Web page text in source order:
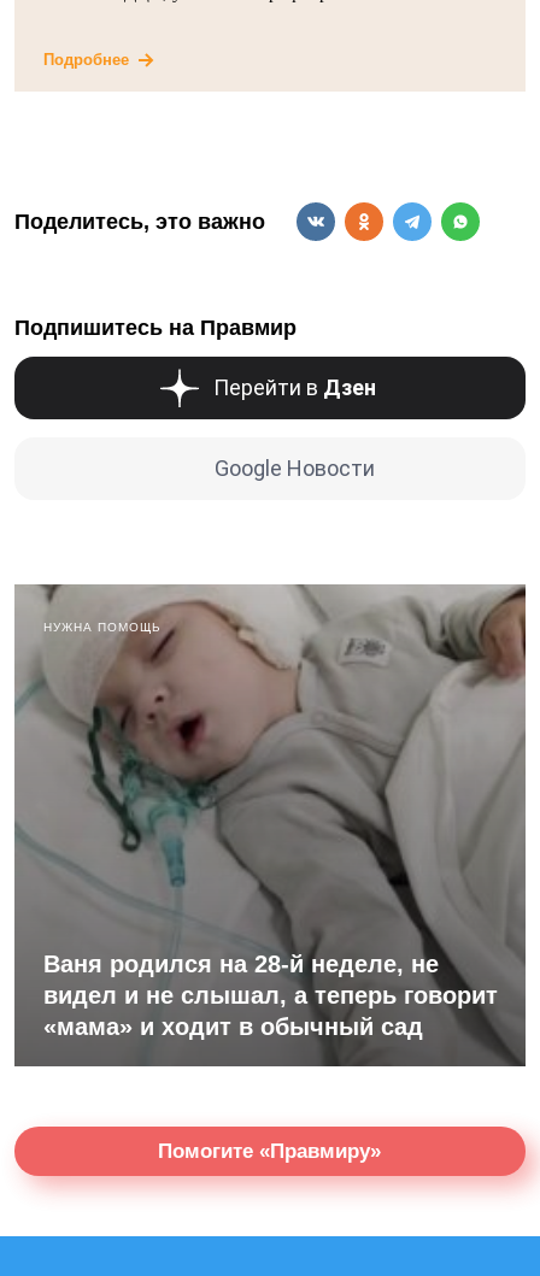
Подробнее
Поделитесь, это важно
Подпишитесь на Правмир
Перейти в Дзен
Google Новости
НУЖНА ПОМОЩЬ
Ваня родился на 28-й неделе, не
видел и не слышал, а теперь говорит
«мама» и ходит в обычный сад
Помогите «Правмиру»